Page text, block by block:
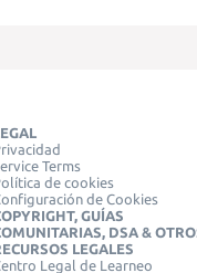
Terms
de cookies
de Cookies
GUÍAS
DSA &
LEGALES
Legal de Learneo